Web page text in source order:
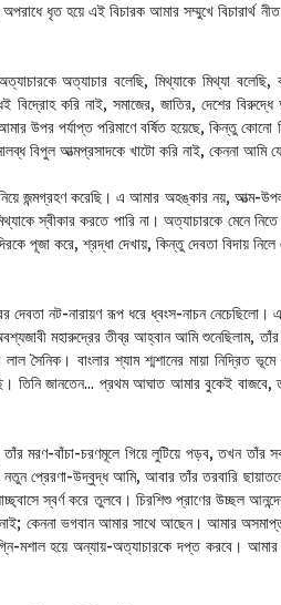
ধৃত হয়ে এই বিচারক আমার সম্মুখে বিচারার্থ
অত্যাচার বলেছি, মিথ্যাকে মিথ্যা
বিদ্রোহ করি নাই, সমাজের, জাতির, দেশের
উপর পর্যাপ্ত পরিমাণে বর্ষিত হয়েছে, কিন্তু
বিপুল আত্মপ্রসাদকে খাটো করি নাই, কেননা আমি
জন্মগ্রহণ করেছি। এ আমার অহঙ্কার নয়, আত্ম-
স্বীকার করতে পারি না। অত্যাচারকে মেনে
পূজা করে, শ্রদ্ধা দেখায়, কিন্তু দেবতা বিদায়
দেবতা নট-নারায়ণ রূপ ধরে ধ্বংস-নাচন
অবশ্যজাবী মহারুদ্রের তীব্র আহ্বান আমি শুনেছিলাম,
সৈনিক। বাংলার শ্যাম শ্মশানের মায়া নিদ্রিত
তিনি জানতেন… প্রথম আঘাত আমার বুকেই বাজবে,
মরণ-বাঁচা-চরণমূলে গিয়ে লুটিয়ে পড়ব, তখন তাঁর
প্রেরণা-উদ্বুদ্ধ আমি, আবার তাঁর তরবারি
স্বর্ণ করে তুলবে। চিরশিশু প্রাণের উচ্ছল আনন্দের
কেননা ভগবান আমার সাথে আছেন। আমার
মশাল হয়ে অন্যায়-অত্যাচারকে দপ্ত করবে। আমার